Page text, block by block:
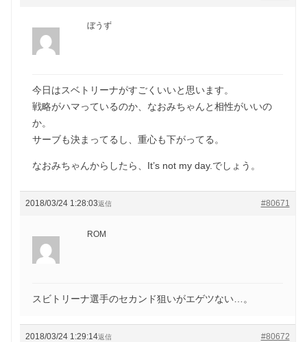
ぼうず
今日はスベトリーナがすごくいいと思います。
戦略がハマっているのか、なおみちゃんと相性がいいの
か。
サーブも決まってるし、重心も下がってる。
なおみちゃんからしたら、It’s not my day.でしょう。
2018/03/24 1:28:03 #80671
返信
ROM
スビトリーナ選手のセカンド狙いがエゲツない…。
2018/03/24 1:29:14 #80672
返信